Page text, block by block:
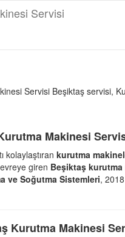
Makinesi
kolaylaştıran kurutma
giren Beşiktaş
ve Soğutma Sistemleri,
Kurutma Makinesi